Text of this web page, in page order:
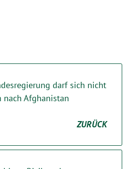
darf sich nicht
nach Afghanistan
ZURÜCK